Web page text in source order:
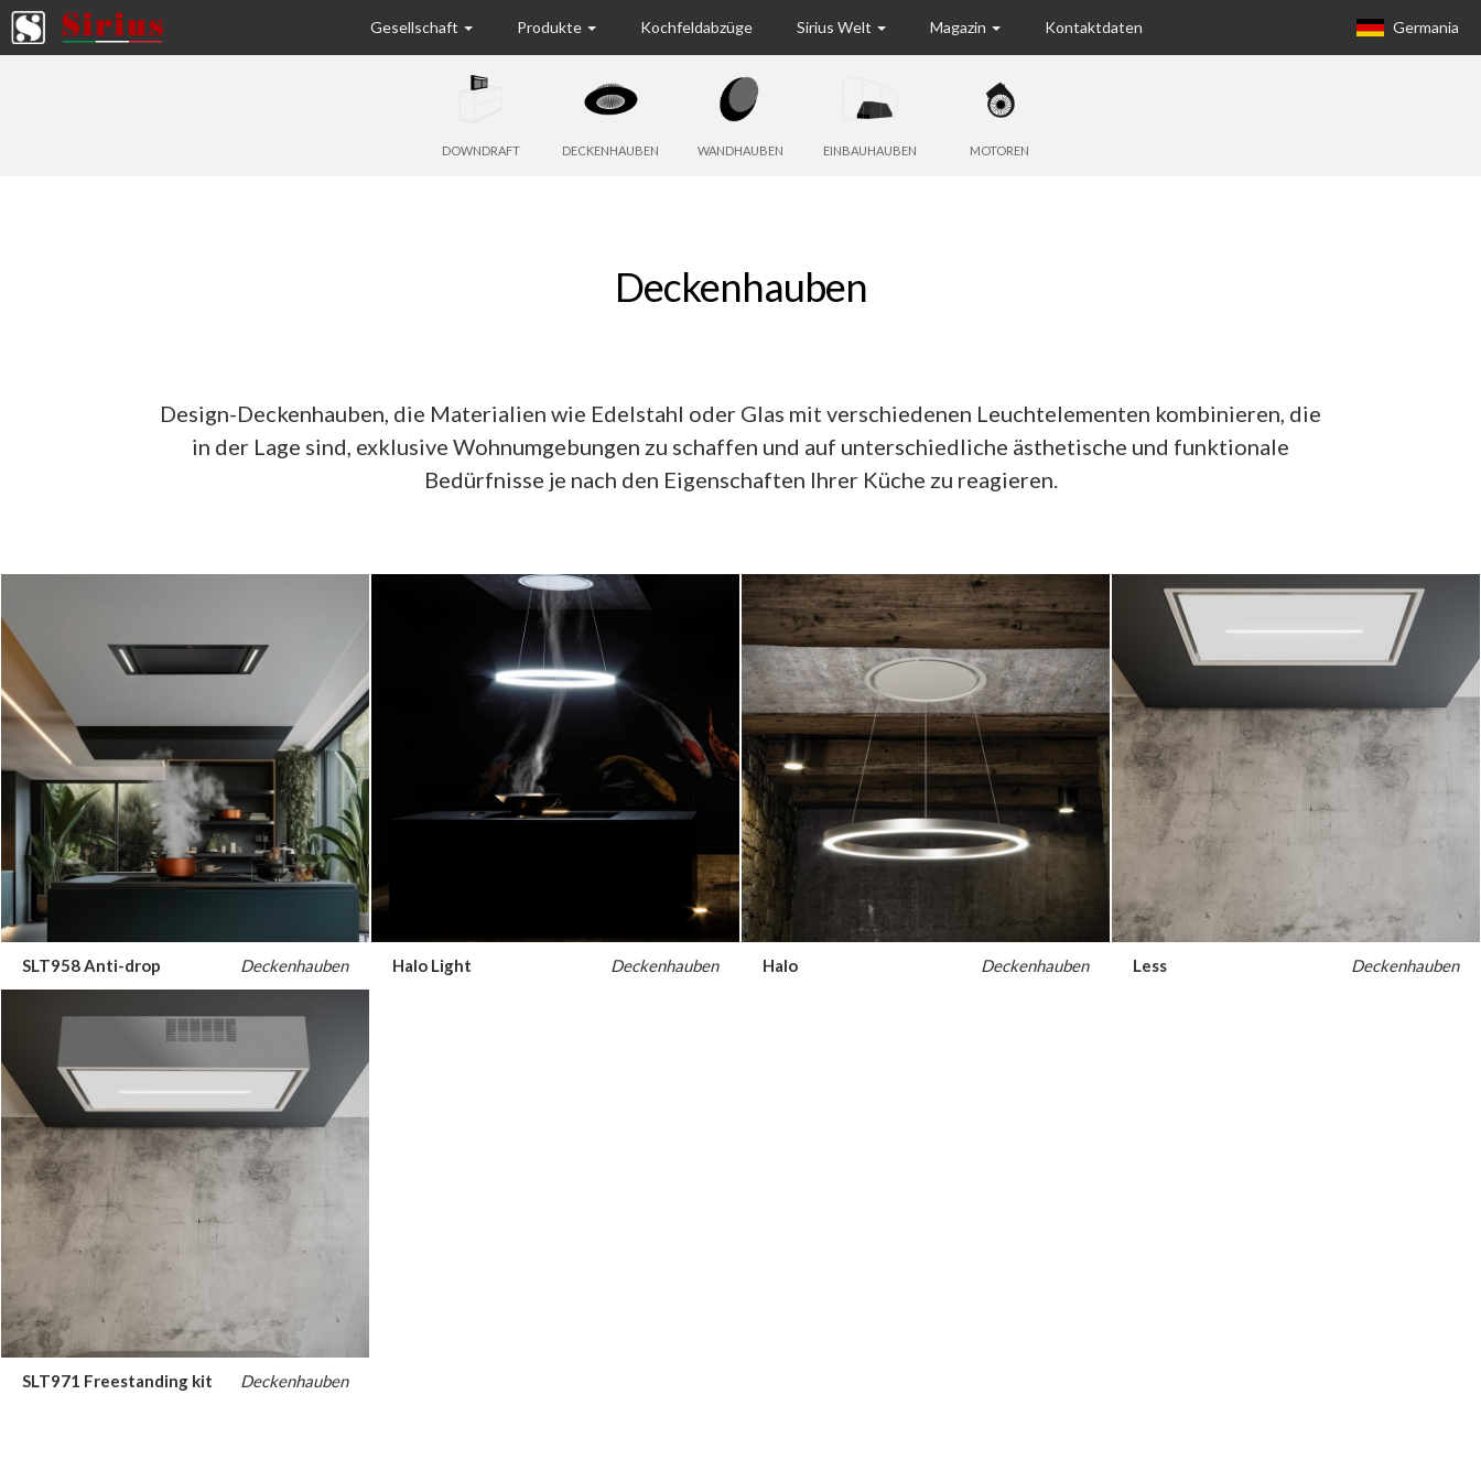
Gesellschaft Produkte Kochfeldabzüge Sirius Welt Magazin Kontaktdaten Germania
DOWNDRAFT DECKENHAUBEN WANDHAUBEN EINBAUHAUBEN MOTOREN
Deckenhauben
Design-Deckenhauben, die Materialien wie Edelstahl oder Glas mit verschiedenen Leuchtelementen kombinieren, die
in der Lage sind, exklusive Wohnumgebungen zu schaffen und auf unterschiedliche ästhetische und funktionale
Bedürfnisse je nach den Eigenschaften Ihrer Küche zu reagieren.
SLT958 Anti-drop Deckenhauben Halo Light Deckenhauben Halo Deckenhauben Less Deckenhauben
SLT971 Freestanding kit Deckenhauben
Hungary
Estonia
Israel
Poland
New Zealand